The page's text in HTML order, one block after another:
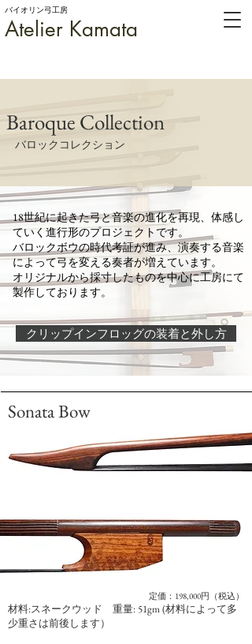
Atelier Kamata
バイオリン弓工房
Baroque Collection
バロックコレクション
18世紀に起きた弓と音楽の進化を再現、体感し
ていく進行形のプロジェクトです。
バロックボウの時代考証が進み、演奏する音楽
によって弓を変える奏者が増えています。
オリジナルから採寸したものを中心に工房にて
製作しております。
クリップインフロッグの装着と外し方
Sonata Bow
定価：198,000円（税込）
材料:スネークウッド 重量: 51gm (材料によって多
少重さは前後します）